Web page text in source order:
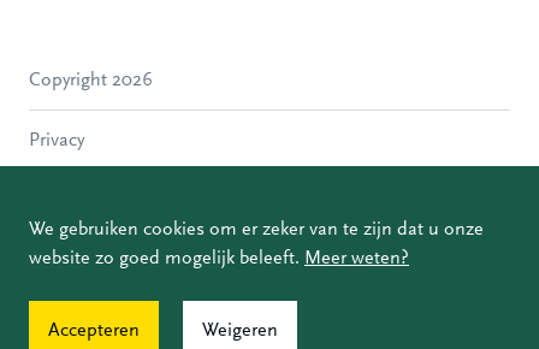
We gebruiken cookies om er zeker van te zijn dat u onze
website zo goed mogelijk beleeft. Meer weten?
Accepteren Weigeren
Molenlanden
Papendrecht
Gorinchem
Copyright 2026
Privacy
Coordinated Vulnerability Disclosure